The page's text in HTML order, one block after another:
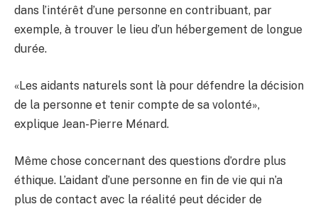
dans l’intérêt d’une personne en contribuant, par
exemple, à trouver le lieu d’un hébergement de longue
durée.
«Les aidants naturels sont là pour défendre la décision
de la personne et tenir compte de sa volonté»,
explique Jean-Pierre Ménard.
Même chose concernant des questions d’ordre plus
éthique. L’aidant d’une personne en fin de vie qui n’a
plus de contact avec la réalité peut décider de